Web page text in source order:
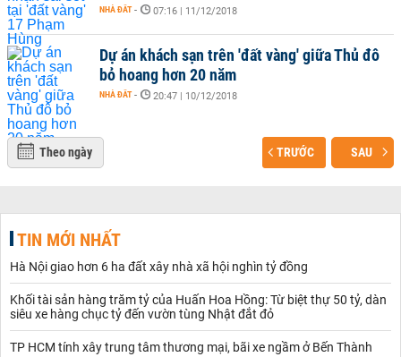
NHÀ ĐẤT - 07:16 | 11/12/2018
Dự án khách sạn trên 'đất vàng' giữa Thủ đô
bỏ hoang hơn 20 năm
NHÀ ĐẤT - 20:47 | 10/12/2018
Theo ngày TRƯỚC SAU
TIN MỚI NHẤT
Hà Nội giao hơn 6 ha đất xây nhà xã hội nghìn tỷ đồng
Khối tài sản hàng trăm tỷ của Huấn Hoa Hồng: Từ biệt thự 50 tỷ, dàn
siêu xe hàng chục tỷ đến vườn tùng Nhật đắt đỏ
TP HCM tính xây trung tâm thương mại, bãi xe ngầm ở Bến Thành